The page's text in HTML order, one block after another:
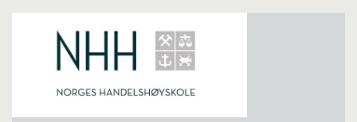
det travelt med å selge unna. Det fører til at
prisene, for eksempel på boliger, raser
nedover, og vi går over i fase tre.